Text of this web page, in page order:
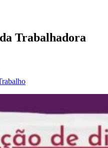
Trabalhadora